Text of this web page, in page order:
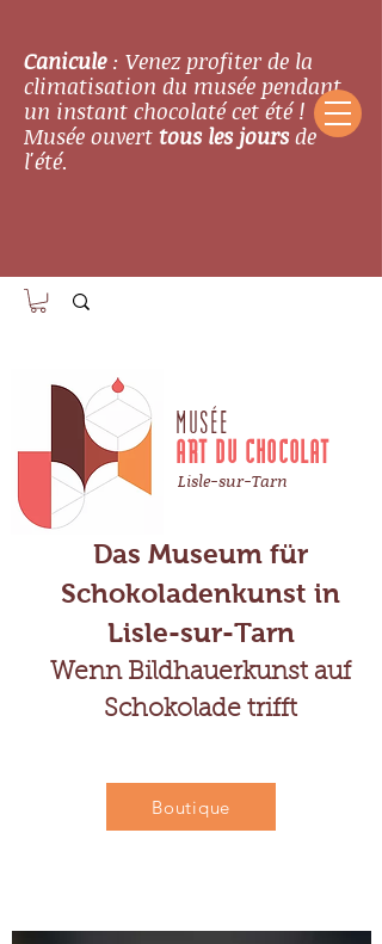
Canicule: Venez profiter de la
climatisation du musée pendant
un instant chocolaté cet été !
Musée ouverttous les joursde
l'été.
Das Museum für
Schokoladenkunst in
Lisle-sur-Tarn
Wenn Bildhauerkunst auf
Schokolade trifft
Lisle-sur-Tarn
MUSÉE
ART DU CHOCOLAT
Boutique